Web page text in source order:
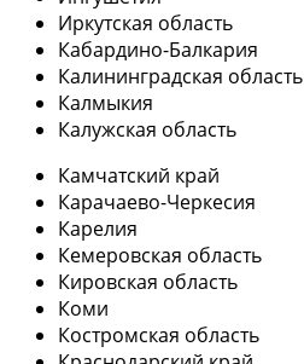
Иркутская область
Кабардино-Балкария
Калининградская область
Калмыкия
Калужская область
Камчатский край
Карачаево-Черкесия
Карелия
Кемеровская область
Кировская область
Коми
Костромская область